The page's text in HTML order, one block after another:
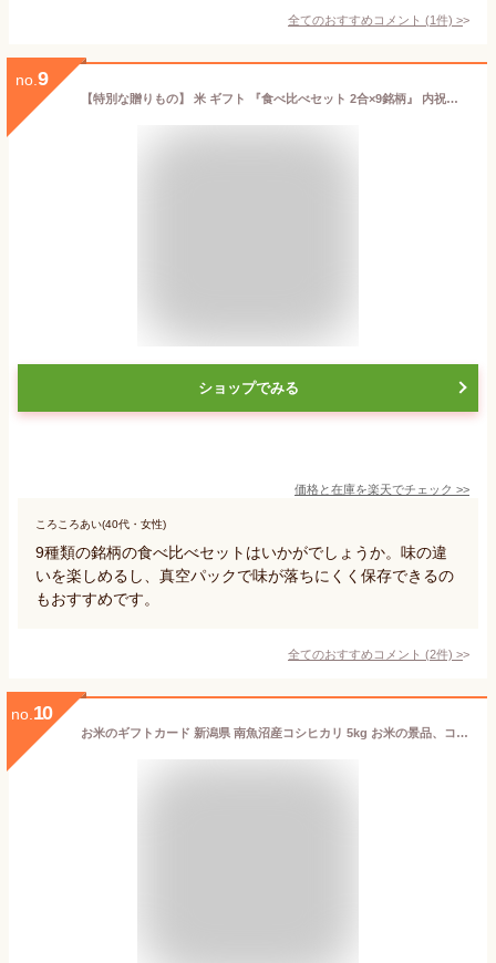
全てのおすすめコメント (1件) >
no. 9
【特別な贈りもの】 米 ギフト 『食べ比べセット 2合×9銘柄』 内祝い 米 出産内祝い お返し 香典返し 入学内祝い 結婚内祝い ギフトセット 送料無料 内祝い 人気 出産祝い 結婚祝い 快気祝い 新築祝い お見舞い お祝い 御礼 食べ比べ
ショップでみる
価格と在庫を楽天でチェック >>
ころころあい(40代・女性)
9種類の銘柄の食べ比べセットはいかがでしょうか。味の違
いを楽しめるし、真空パックで味が落ちにくく保存できるの
もおすすめです。
全てのおすすめコメント (2件) >
no. 10
お米のギフトカード 新潟県 南魚沼産コシヒカリ 5kg お米の景品、コンペ、二次会、お誕生日 プレゼント 退職祝い 還暦祝い 母の日 お中元 お歳暮